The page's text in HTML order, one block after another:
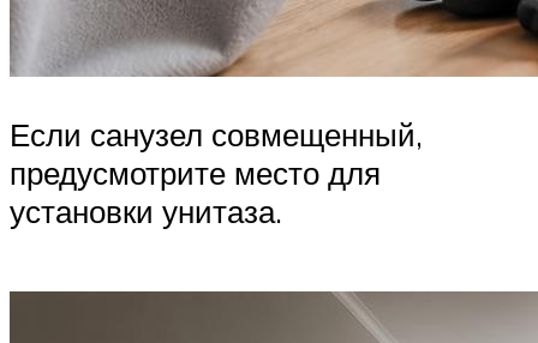
Если санузел совмещенный,
предусмотрите место для
установки унитаза.